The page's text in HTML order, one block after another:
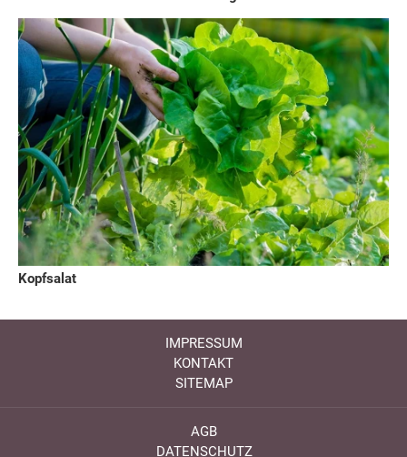
Kopfsalat
IMPRESSUM
KONTAKT
SITEMAP
AGB
DATENSCHUTZ